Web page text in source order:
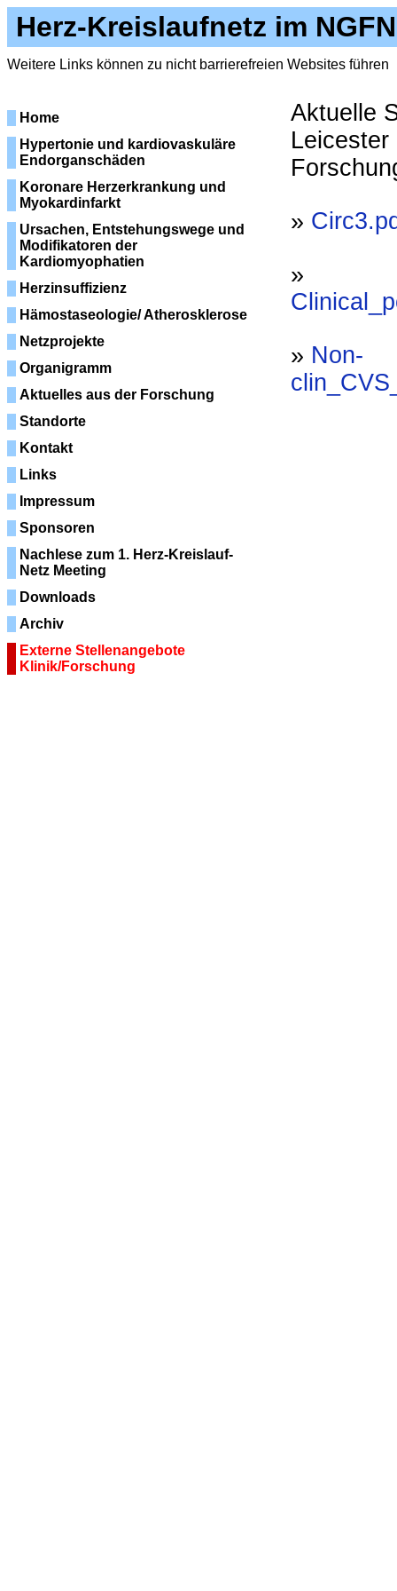
Herz-Kreislaufnetz im NGFN
Weitere Links können zu nicht barrierefreien Websites führen
Home
Hypertonie und kardiovaskuläre
Endorganschäden
Koronare Herzerkrankung und
Myokardinfarkt
Ursachen, Entstehungswege und
Modifikatoren der
Kardiomyophatien
Herzinsuffizienz
Hämostaseologie/ Atherosklerose
Netzprojekte
Organigramm
Aktuelles aus der Forschung
Standorte
Kontakt
Links
Impressum
Sponsoren
Nachlese zum 1. Herz-Kreislauf-
Netz Meeting
Downloads
Archiv
Externe Stellenangebote
Klinik/Forschung
Aktuelle
»
»
» Non-